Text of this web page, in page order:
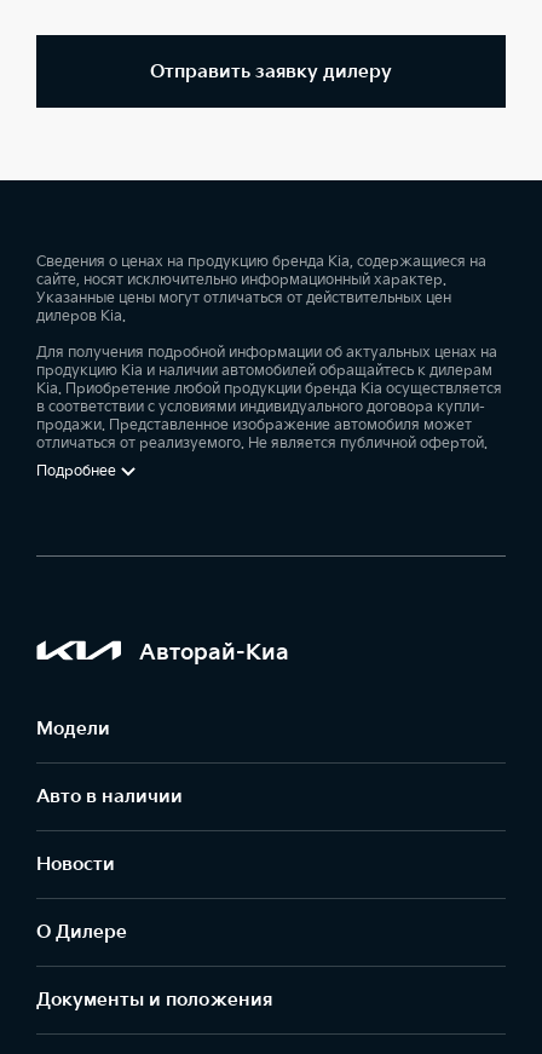
Отправить заявку дилеру
Сведения о ценах на продукцию бренда Kia, содержащиеся на
сайте, носят исключительно информационный характер.
Указанные цены могут отличаться от действительных цен
дилеров Kia.
Для получения подробной информации об актуальных ценах на
продукцию Kia и наличии автомобилей обращайтесь к дилерам
Kia. Приобретение любой продукции бренда Kia осуществляется
в соответствии с условиями индивидуального договора купли-
продажи. Представленное изображение автомобиля может
отличаться от реализуемого. Не является публичной офертой.
Подробнее
Авторай-Киа
Модели
Авто в наличии
Новости
О Дилере
Документы и положения